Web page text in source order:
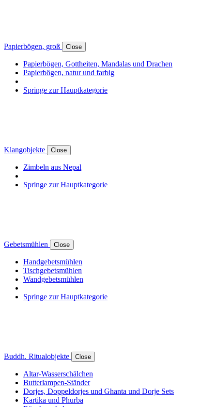
Papierbögen, groß Close
Papierbögen, Gottheiten, Mandalas und Drachen
Papierbögen, natur und farbig
Springe zur Hauptkategorie
Klangobjekte Close
Zimbeln aus Nepal
Springe zur Hauptkategorie
Gebetsmühlen Close
Handgebetsmühlen
Tischgebetsmühlen
Wandgebetsmühlen
Springe zur Hauptkategorie
Buddh. Ritualobjekte Close
Altar-Wasserschälchen
Butterlampen-Ständer
Dorjes, Doppeldorjes und Ghanta und Dorje Sets
Kartika und Phurba